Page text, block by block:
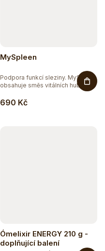
MySpleen
690 Kč
Podpora funkcí sleziny. MySpleen
obsahuje směs vitálních hub...
Ómelixir ENERGY 210 g -
doplňující balení